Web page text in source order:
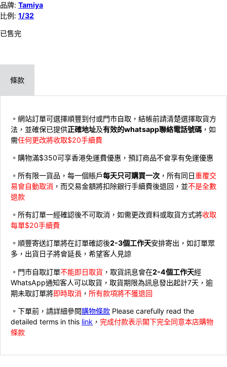
品牌: Tamiya
比例: 1/32
已售完
條款
。網站訂單可選擇順豐到付或門市自取，結帳前請清楚選擇取貨方
法，並確保已提供正確地址及有效的whatsapp聯絡電話號碼 ，如
需任何更改將收取$20手續費
。購物滿$350可享香港免運費優惠，預訂商品不會享有免運優惠
。所有限一貨品，每一個賬戶每天只可購買一次 ，所有同日重覆交
易會自動取消 ，而交易金額將扣除銀行手續費後退回，並不是全數
退款
。所有訂單一經確認後不可取消，如需更改資料或取貨方式將收取
每單$20手續費
。順豐寄送訂單將在訂單確認後2-3個工作天安排寄出，如訂單眾
多，出貨日子將會延長，希望客人見諒
。門市自取訂單不能即日取貨 ，取貨訊息會在2-4個工作天經
WhatsApp通知客人可以取貨，取貨期限為訊息發出起計7天，逾
期未取訂單將即時取消 ， 所有款項將不獲退回
。下單前，請詳細參閱購物條款 Please carefully read the
detailed terms in this link ， 完成付款表示閣下完全同意本店購物
條款